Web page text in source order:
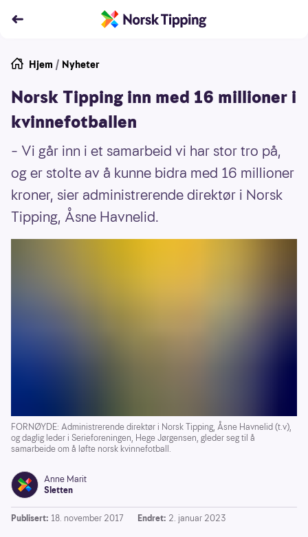
Hjem / Nyheter
Norsk Tipping inn med 16 millioner i
kvinnefotballen
– Vi går inn i et samarbeid vi har stor tro på,
og er stolte av å kunne bidra med 16 millioner
kroner, sier administrerende direktør i Norsk
Tipping, Åsne Havnelid.
FORNØYDE: Administrerende direktør i Norsk Tipping, Åsne Havnelid (t.v),
og daglig leder i Serieforeningen, Hege Jørgensen, gleder seg til å
samarbeide om å løfte norsk kvinnefotball.
Anne Marit
Sletten
Publisert: 18. november 2017 Endret: 2. januar 2023